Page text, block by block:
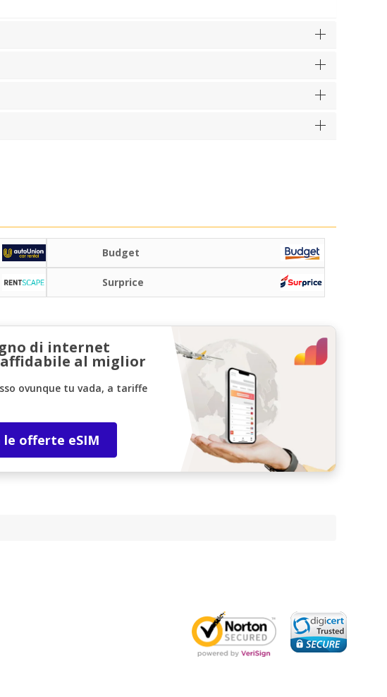
Budget
Surprice
di internet
affidabile al miglior
ovunque tu vada, a tariffe
le offerte eSIM